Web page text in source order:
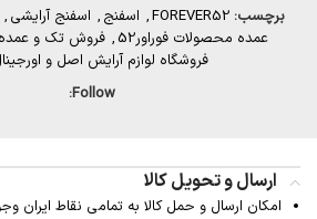
برچسب: FOREVER52
, اسفنج , اسفنج آرایشی ,
عمده محصولات فوراور52
, فروش تک و عمده
فروشگاه لوازم آرایش اصل و
Follow:
ارسال و تحویل کالا
امکان ارسال و حمل کالا به تمامی نقاط ایران